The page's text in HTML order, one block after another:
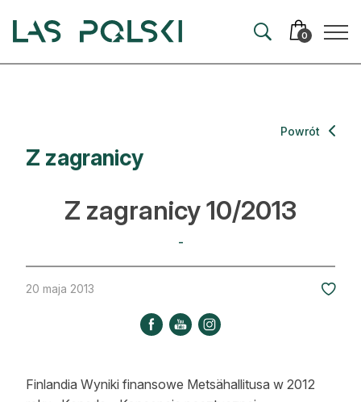
0
Artykuły
Hodowla lasu
Nowe technologie
Kultura i historia
Strefa eksperta
Z zagranicy
Powrót
Z zagranicy 10/2013
-
20 maja 2013
Finlandia Wyniki finansowe Metsähallitusa w 2012